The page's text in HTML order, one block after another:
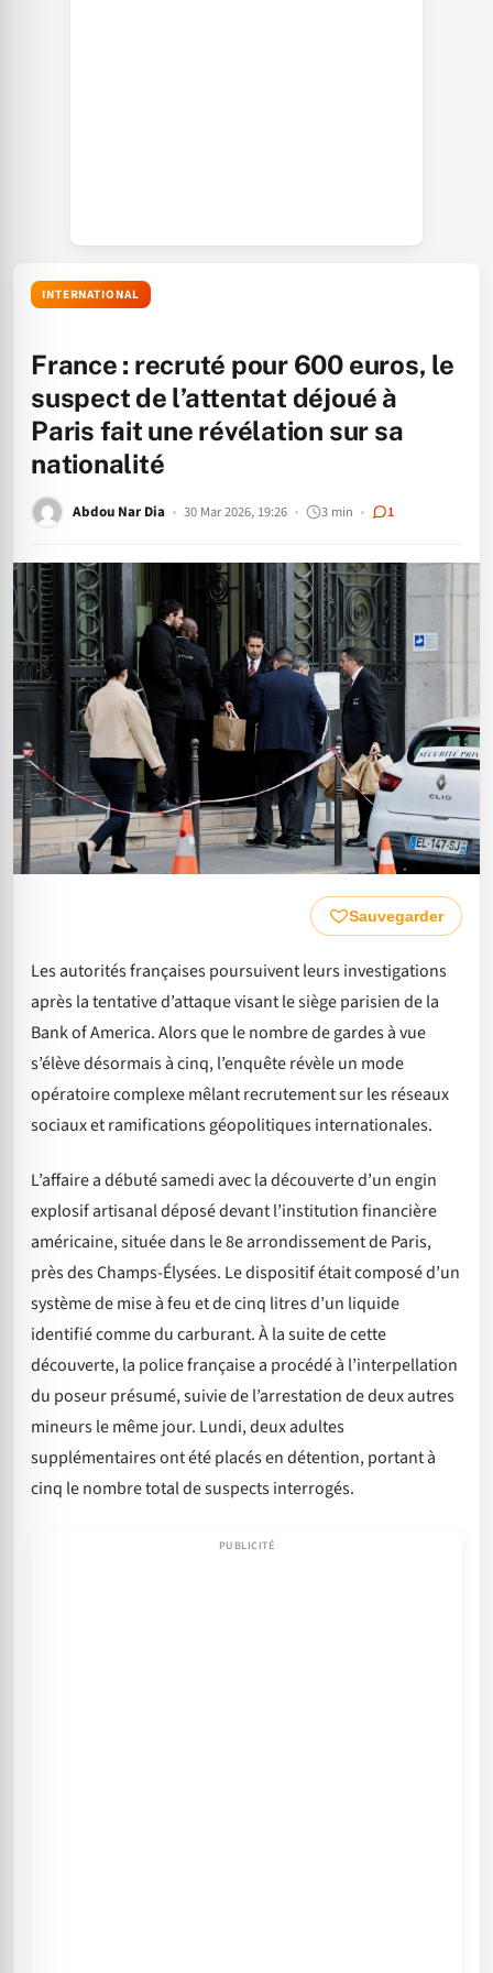
INTERNATIONAL
France : recruté pour 600 euros, le
suspect de l’attentat déjoué à
Paris fait une révélation sur sa
nationalité
Abdou Nar Dia 30 Mar 2026, 19:26 3 min 1
Sauvegarder
Les autorités françaises poursuivent leurs investigations
après la tentative d’attaque visant le siège parisien de la
Bank of America. Alors que le nombre de gardes à vue
s’élève désormais à cinq, l’enquête révèle un mode
opératoire complexe mêlant recrutement sur les réseaux
sociaux et ramifications géopolitiques internationales.
L’affaire a débuté samedi avec la découverte d’un engin
explosif artisanal déposé devant l’institution financière
américaine, située dans le 8e arrondissement de Paris,
près des Champs-Élysées. Le dispositif était composé d’un
système de mise à feu et de cinq litres d’un liquide
identifié comme du carburant. À la suite de cette
découverte, la police française a procédé à l’interpellation
du poseur présumé, suivie de l’arrestation de deux autres
mineurs le même jour. Lundi, deux adultes
supplémentaires ont été placés en détention, portant à
cinq le nombre total de suspects interrogés.